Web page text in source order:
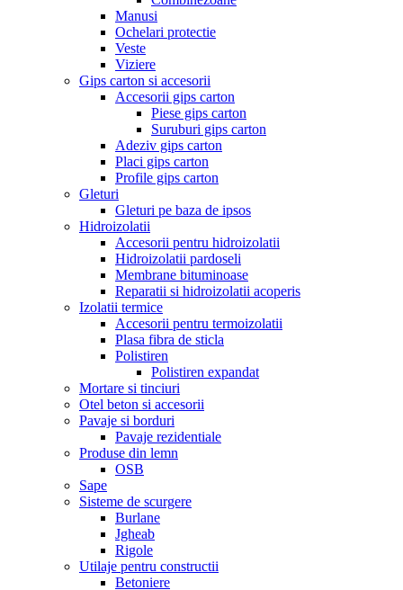
Manusi
Ochelari protectie
Veste
Viziere
Gips carton si accesorii
Accesorii gips carton
Piese gips carton
Suruburi gips carton
Adeziv gips carton
Placi gips carton
Profile gips carton
Gleturi
Gleturi pe baza de ipsos
Hidroizolatii
Accesorii pentru hidroizolatii
Hidroizolatii pardoseli
Membrane bituminoase
Reparatii si hidroizolatii acoperis
Izolatii termice
Accesorii pentru termoizolatii
Plasa fibra de sticla
Polistiren
Polistiren expandat
Mortare si tinciuri
Otel beton si accesorii
Pavaje si borduri
Pavaje rezidentiale
Produse din lemn
OSB
Sape
Sisteme de scurgere
Burlane
Jgheab
Rigole
Utilaje pentru constructii
Betoniere